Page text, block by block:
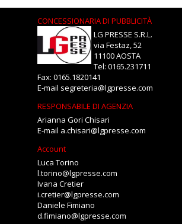
CONCESSIONARIA DI PUBBLICITÀ
LG PRESSE S.R.L.
via Festaz, 52
11100 AOSTA
Tel: 0165.231711
Fax: 0165.1820141
E-mail segreteria@lgpresse.com
RESPONSABILE DI AGENZIA
Arianna Gori Chisari
E-mail a.chisari@lgpresse.com
Account
Luca Torino
l.torino@lgpresse.com
Ivana Cretier
i.cretier@lgpresse.com
Daniele Fimiano
d.fimiano@lgpresse.com